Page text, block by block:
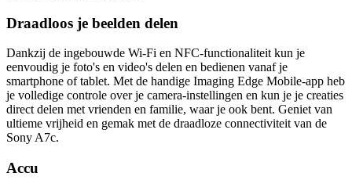
Draadloos je beelden delen
Dankzij de ingebouwde Wi-Fi en NFC-functionaliteit kun je
eenvoudig je foto's en video's delen en bedienen vanaf je
smartphone of tablet. Met de handige Imaging Edge Mobile-app heb
je volledige controle over je camera-instellingen en kun je je creaties
direct delen met vrienden en familie, waar je ook bent. Geniet van
ultieme vrijheid en gemak met de draadloze connectiviteit van de
Sony A7c.
Accu